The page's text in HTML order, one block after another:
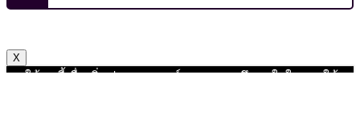
X
เราใช้คุกกี้เพื่อเพิ่มประสบการณ์ และความพึงพอใจในการใช้